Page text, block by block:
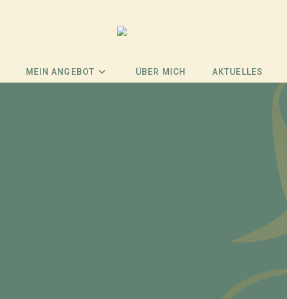
MEIN ANGEBOT ÜBER MICH AKTUELLES